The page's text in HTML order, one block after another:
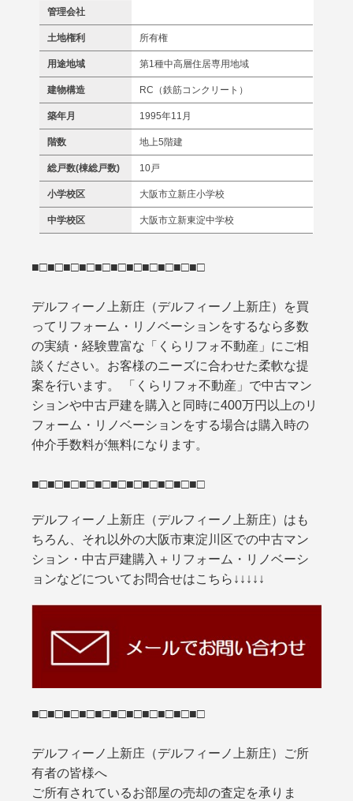
管理会社
土地権利 所有権
用途地域 第1種中高層住居専用地域
建物構造 RC（鉄筋コンクリート）
築年月 1995年11月
階数 地上5階建
総戸数(棟総戸数) 10戸
小学校区 大阪市立新庄小学校
中学校区 大阪市立新東淀中学校
■□■□■□■□■□■□■□■□■□■□■□
デルフィーノ上新庄（デルフィーノ上新庄）を買
ってリフォーム・リノベーションをするなら多数
の実績・経験豊富な「くらリフォ不動産」にご相
談ください。お客様のニーズに合わせた柔軟な提
案を行います。 「くらリフォ不動産」で中古マン
ションや中古戸建を購入と同時に400万円以上のリ
フォーム・リノベーションをする場合は購入時の
仲介手数料が無料になります。
■□■□■□■□■□■□■□■□■□■□■□
デルフィーノ上新庄（デルフィーノ上新庄）はも
ちろん、それ以外の大阪市東淀川区での中古マン
ション・中古戸建購入＋リフォーム・リノベーシ
ョンなどについてお問合せはこちら↓↓↓↓↓
■□■□■□■□■□■□■□■□■□■□■□
デルフィーノ上新庄（デルフィーノ上新庄）ご所
有者の皆様へ
ご所有されているお部屋の売却の査定を承りま